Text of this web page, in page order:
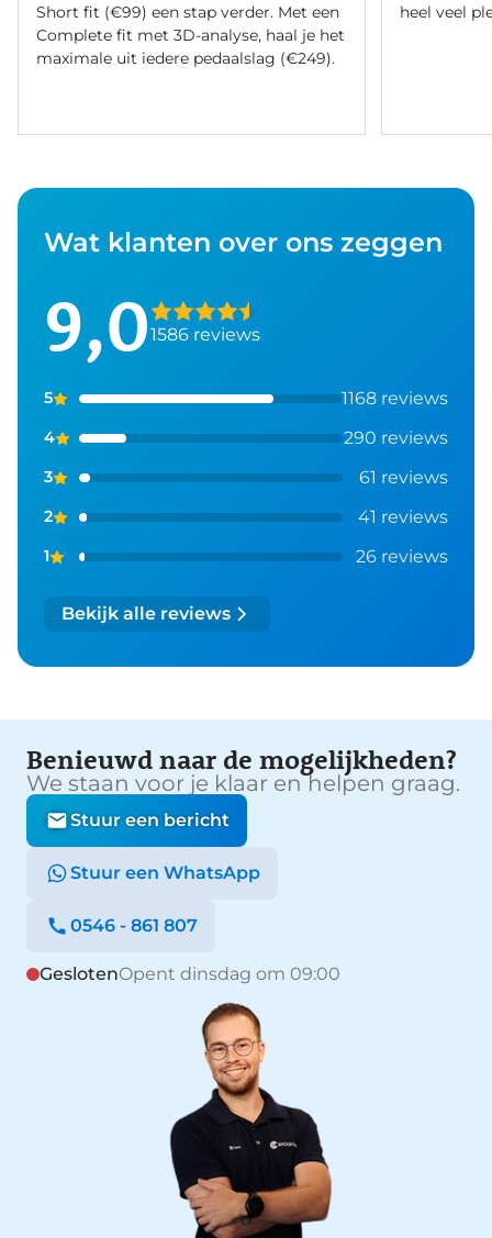
Short fit (€99) een stap verder. Met een
Complete fit met 3D-analyse, haal je het
maximale uit iedere pedaalslag (€249).
heel veel
Wat klanten over ons zeggen
9,01586 reviews
5 1168 reviews
4 290 reviews
3 61 reviews
2 41 reviews
1 26 reviews
Bekijk alle reviews
Benieuwd naar de mogelijkheden?
We staan voor je klaar en helpen graag.
Stuur een bericht
Stuur een WhatsApp
0546 - 861 807
GeslotenOpent dinsdag om 09:00